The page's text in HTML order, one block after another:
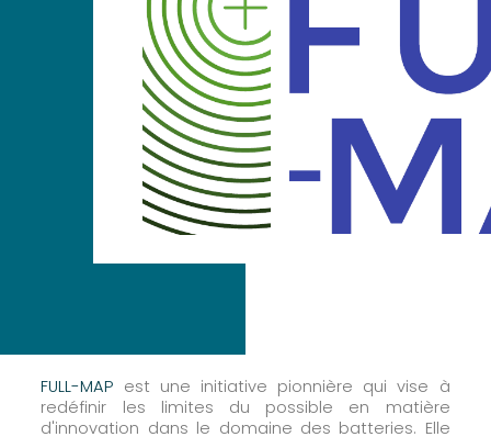
FULL-MAP est une initiative pionnière qui vise à
redéfinir les limites du possible en matière
d'innovation dans le domaine des batteries. Elle